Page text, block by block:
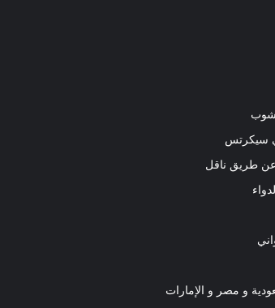
شوب
سيكرتس
طريق ناقل
و مصر و الإمارات